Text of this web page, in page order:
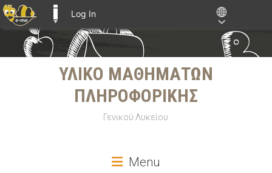
Log In
ΥΛΙΚΟ ΜΑΘΗΜΑΤΩΝ
ΠΛΗΡΟΦΟΡΙΚΗΣ
Γενικού Λυκείου
Menu